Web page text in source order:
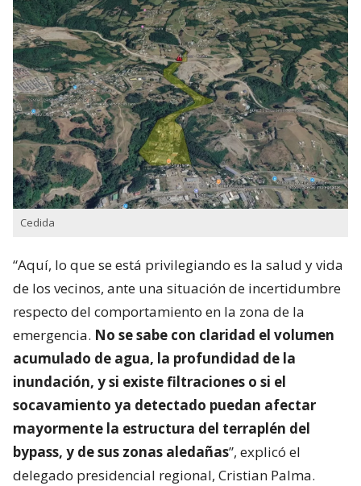
Cedida
“Aquí, lo que se está privilegiando es la salud y vida
de los vecinos, ante una situación de incertidumbre
respecto del comportamiento en la zona de la
emergencia. No se sabe con claridad el volumen
acumulado de agua, la profundidad de la
inundación, y si existe filtraciones o si el
socavamiento ya detectado puedan afectar
mayormente la estructura del terraplén del
bypass, y de sus zonas aledañas”, explicó el
delegado presidencial regional, Cristian Palma.